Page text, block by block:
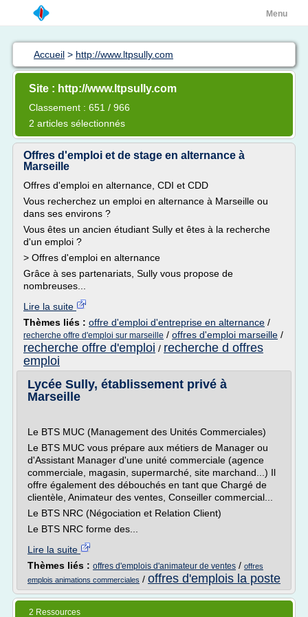
Menu
Accueil > http://www.ltpsully.com
Site : http://www.ltpsully.com
Classement : 651 / 966
2 articles sélectionnés
Offres d'emploi et de stage en alternance à
Marseille
Offres d'emploi en alternance, CDI et CDD
Vous recherchez un emploi en alternance à Marseille ou
dans ses environs ?
Vous êtes un ancien étudiant Sully et êtes à la recherche
d'un emploi ?
> Offres d'emploi en alternance
Grâce à ses partenariats, Sully vous propose de
nombreuses...
Lire la suite
Thèmes liés : offre d'emploi d'entreprise en alternance /
recherche offre d'emploi sur marseille / offres d'emploi marseille /
recherche offre d'emploi / recherche d offres
emploi
Lycée Sully, établissement privé à
Marseille
Le BTS MUC (Management des Unités Commerciales)
Le BTS MUC vous prépare aux métiers de Manager ou
d'Assistant Manager d'une unité commerciale (agence
commerciale, magasin, supermarché, site marchand...) Il
offre également des débouchés en tant que Chargé de
clientèle, Animateur des ventes, Conseiller commercial...
Le BTS NRC (Négociation et Relation Client)
Le BTS NRC forme des...
Lire la suite
Thèmes liés : offres d'emplois d'animateur de ventes / offres
emplois animations commerciales / offres d'emplois la poste
2 Ressources